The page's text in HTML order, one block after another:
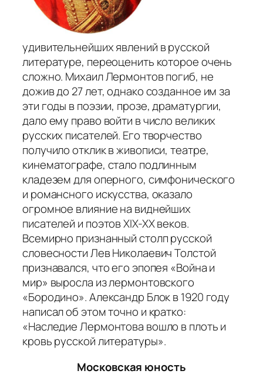
удивительнейших явлений в русской
литературе, переоценить которое очень
сложно. Михаил Лермонтов погиб, не
дожив до 27 лет, однако созданное им за
эти годы в поэзии, прозе, драматургии,
дало ему право войти в число великих
русских писателей. Его творчество
получило отклик в живописи, театре,
кинематографе, стало подлинным
кладезем для оперного, симфонического
и романсного искусства, оказало
огромное влияние на виднейших
писателей и поэтов XIX-XX веков.
Всемирно признанный столп русской
словесности Лев Николаевич Толстой
признавался, что его эпопея «Война и
мир» выросла из лермонтовского
«Бородино». Александр Блок в 1920 году
написал об этом точно и кратко:
«Наследие Лермонтова вошло в плоть и
кровь русской литературы».
Московская юность